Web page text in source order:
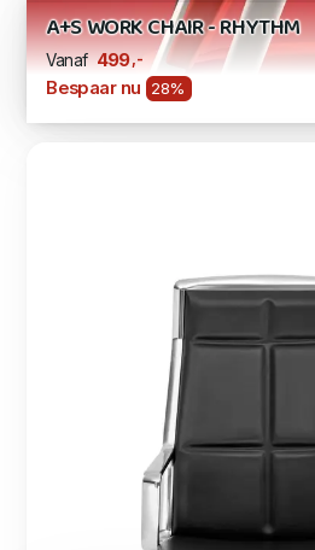
A+S WORK CHAIR - RHYTHM
Vanaf 499,-
Bespaar nu 28%